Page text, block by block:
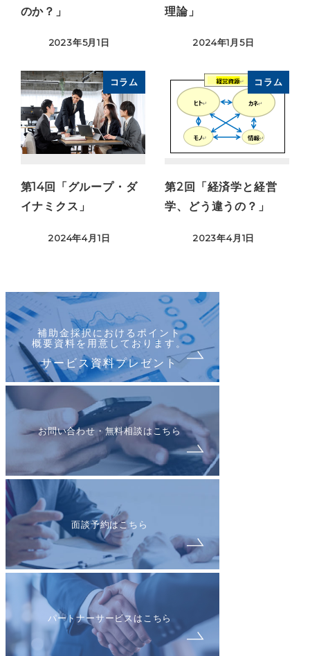
のか？」
2023年5月1日
理論」
2024年1月5日
コラム
第14回「グループ・ダ
イナミクス」
2024年4月1日
コラム
第2回「経済学と経営
学、どう違うの？」
2023年4月1日
補助金採択におけるポイント
概要資料を用意しております。
サービス資料プレゼント
お問い合わせ・無料相談はこちら
面談予約はこちら
パートナーサービスはこちら